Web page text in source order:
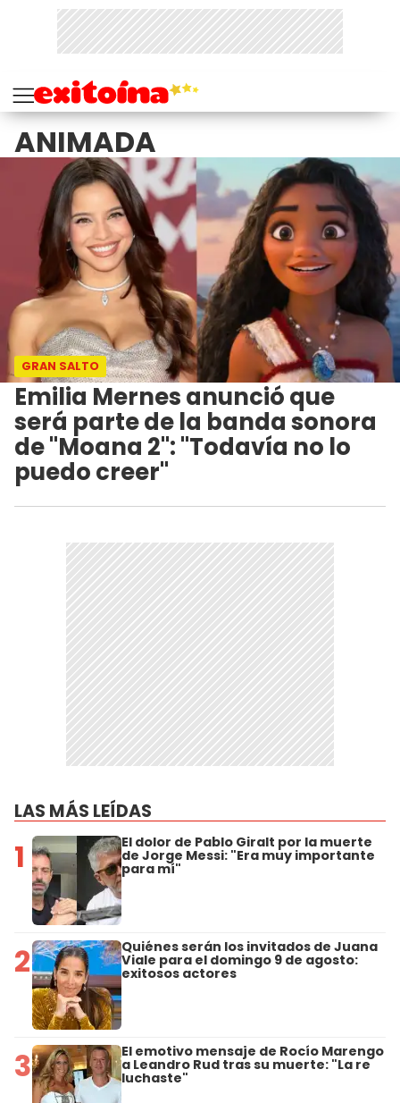
ANIMADA
GRAN SALTO
Emilia Mernes anunció que
será parte de la banda sonora
de "Moana 2": "Todavía no lo
puedo creer"
LAS MÁS LEÍDAS
1 El dolor de Pablo Giralt por la muerte
de Jorge Messi: "Era muy importante
para mí"
2 Quiénes serán los invitados de Juana
Viale para el domingo 9 de agosto:
exitosos actores
3 El emotivo mensaje de Rocío Marengo
a Leandro Rud tras su muerte: "La re
luchaste"